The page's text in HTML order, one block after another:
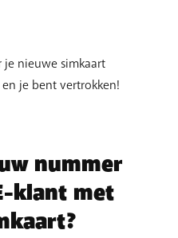
je nieuwe simkaart
je bent vertrokken!
nummer
klant met